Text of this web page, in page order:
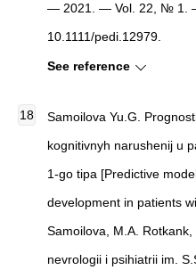
— 2021. — Vol. 22, № 1.
10.1111/pedi.12979.
See reference
Samoilova Yu.G.
kognitivnyh narushenij u
1-go tipa [Predictive
development in patients
Samoilova, M.A.
nevrologii i psihiatrii im.